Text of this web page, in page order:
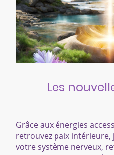
Les
Grâce aux énergies
retrouvez paix intérieure,
votre système nerveux,